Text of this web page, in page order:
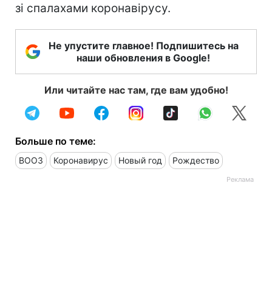
зі спалахами коронавірусу.
Не упустите главное! Подпишитесь на
наши обновления в Google!
Или читайте нас там, где вам удобно!
Больше по теме:
ВООЗ Коронавирус Новый год Рождество